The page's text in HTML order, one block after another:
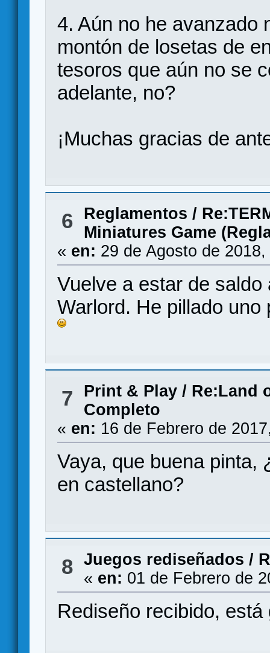
4. Aún no he avanzado
montón de losetas de
tesoros que aún no se
adelante, no?
¡Muchas gracias de
6 Reglamentos /
Miniatures Game
« en: 29 de Agosto de
Vuelve a estar de
Warlord. He pillado
7 Print & Play/ Re:Land
Completo
« en: 16 de Febrero de
Vaya, que buena pinta,
en castellano?
8 Juegos rediseñados /
« en: 01 de Febrero de
Rediseño recibido,